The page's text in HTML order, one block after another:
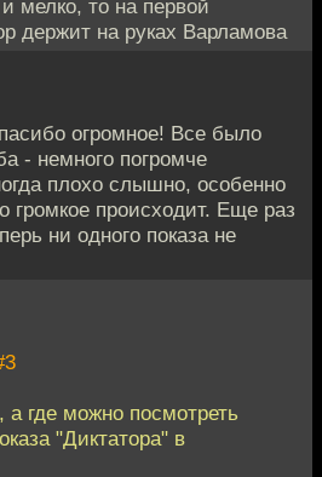
мелко, то на первой
держит на руках Варламова
огромное! Все было
- немного погромче
плохо слышно, особенно
громкое происходит. Еще раз
ни одного показа не
где можно посмотреть
"Диктатора" в